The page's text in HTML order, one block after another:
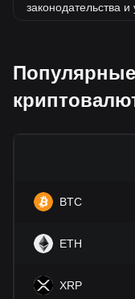
законодательства
Нормативно-
и нормативные
оказывают
доверие
строгая политика
криптовалют и
Экономические
как уровень
показатели
BTC
ETH
XRP